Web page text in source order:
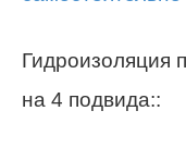
Гидроизоляция
на 4 подвида::